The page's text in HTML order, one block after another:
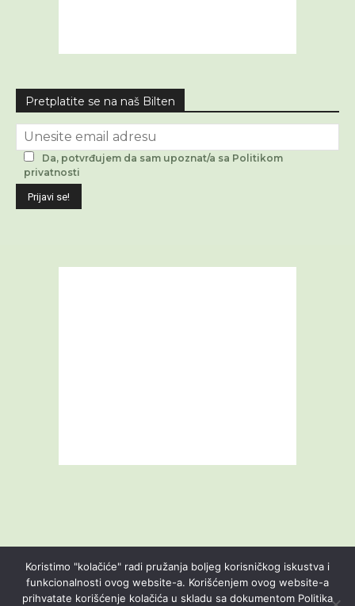
Pretplatite se na naš Bilten
Da, potvrđujem da sam upoznat/a sa Politikom
privatnosti
Livestream Blog O nama Kontakt
Koristimo "kolačiće" radi pružanja boljeg korisničkog iskustva i
funkcionalnosti ovog website-a. Korišćenjem ovog website-a
prihvatate korišćenje kolačića u skladu sa dokumentom Politika